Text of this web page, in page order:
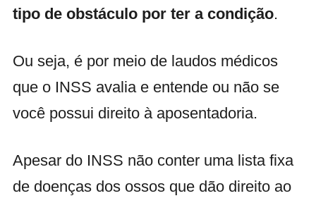
tipo de obstáculo por ter a condição.
Ou seja, é por meio de laudos médicos
que o INSS avalia e entende ou não se
você possui direito à aposentadoria.
Apesar do INSS não conter uma lista fixa
de doenças dos ossos que dão direito ao